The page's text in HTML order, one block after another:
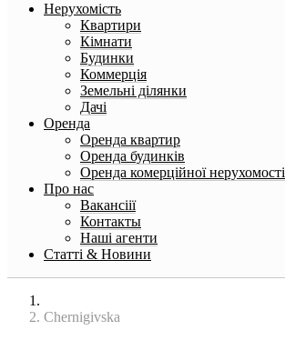
Нерухомість
Квартири
Кімнати
Будинки
Коммерція
Земельні ділянки
Дачі
Оренда
Оренда квартир
Оренда будинків
Оренда комерційної нерухомості
Про нас
Вакансіії
Контакты
Наші агенти
Статті & Новини
Chernigivska